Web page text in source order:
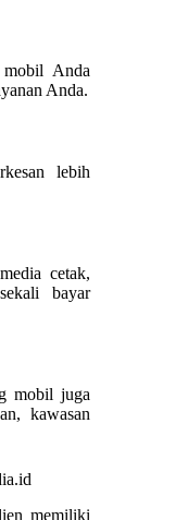
Anda
Anda.
lebih
cetak,
bayar
mobil juga
kawasan
memiliki